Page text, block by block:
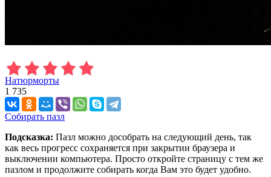
Натюрморты
1 735
Собирать пазл
Подсказка: Пазл можно дособрать на следующий день, так
как весь прогресс сохраняется при закрытии браузера и
выключении компьютера. Просто откройте страницу с тем же
пазлом и продолжите собирать когда Вам это будет удобно.